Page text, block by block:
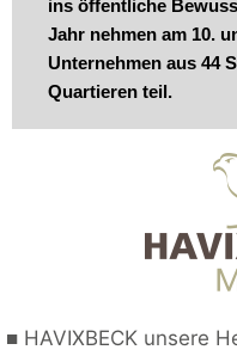
ins öffentliche
Jahr nehmen am 10.
Unternehmen aus 44
Quartieren teil.
■ HAVIXBECK unsere